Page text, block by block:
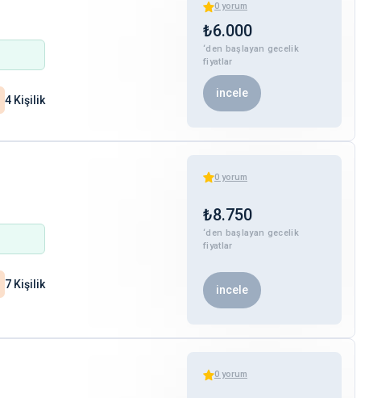
4 Kişilik
0 yorum
₺6.000
‘den başlayan gecelik
fiyatlar
incele
7 Kişilik
0 yorum
₺8.750
‘den başlayan gecelik
fiyatlar
incele
0 yorum